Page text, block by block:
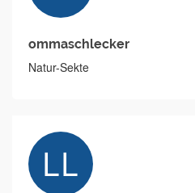
ommaschlecker
Natur-Sekte